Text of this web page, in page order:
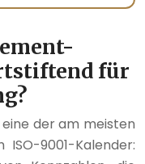
für
der am meisten
9001-Kalender: